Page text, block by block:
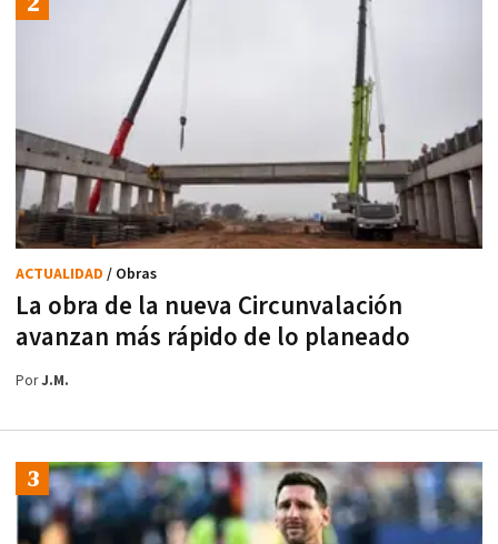
La obra de la nueva Circunvalación
avanzan más rápido de lo planeado
ACTUALIDAD / Obras
PorJ.M.